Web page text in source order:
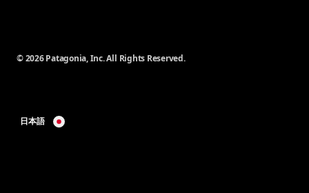
© 2026 Patagonia, Inc. All Rights Reserved.
日本語